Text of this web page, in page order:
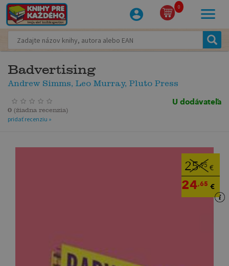
0
Badvertising
Andrew Simms, Leo Murray, Pluto Press
U dodávateľa
0 (žiadna recenzia)
pridať recenziu »
25,95 €
24,65 €